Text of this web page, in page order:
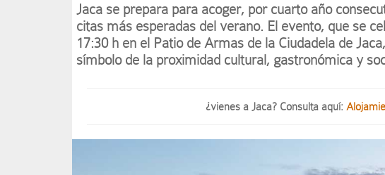
Jaca se prepara para acoger, por cuarto año
citas más esperadas del verano. El evento, que se
17:30 h en el Patio de Armas de la Ciudadela de
símbolo de la proximidad cultural, gastronómica y
¿vienes a Jaca? Consulta aquí: